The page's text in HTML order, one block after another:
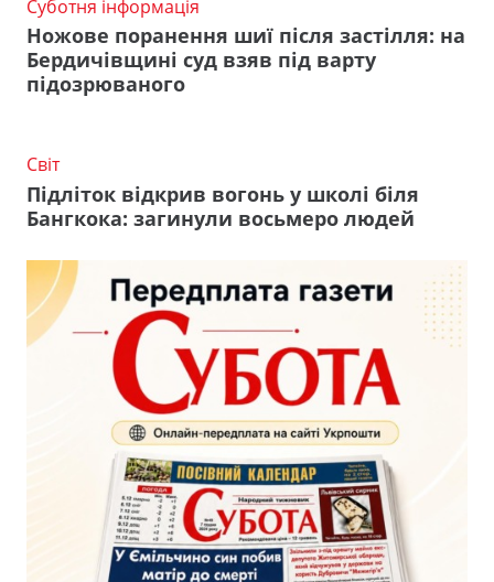
Суботня інформація
Ножове поранення шиї після застілля: на
Бердичівщині суд взяв під варту
підозрюваного
Світ
Підліток відкрив вогонь у школі біля
Бангкока: загинули восьмеро людей